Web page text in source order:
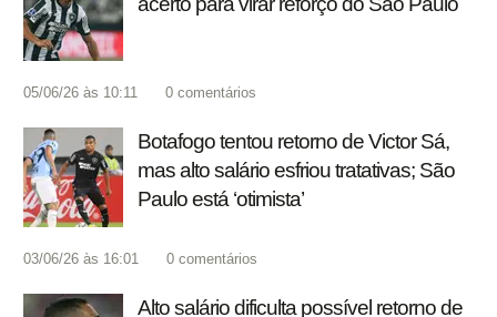
05/06/26 às 10:11 0 comentários
Botafogo tentou retorno de Victor Sá,
mas alto salário esfriou tratativas; São
Paulo está ‘otimista’
03/06/26 às 16:01 0 comentários
Alto salário dificulta possível retorno de